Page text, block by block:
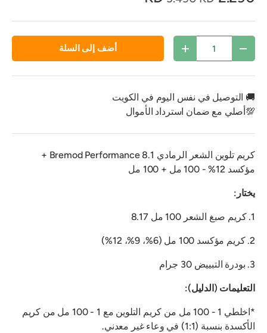
تقليل الكمية زيادة الكمية أضف إلى السلة
🚚 التوصيل في نفس اليوم في الكويت
💯أصلي مع ضمان استرداد الأموال
كريم تلوين الشعر الرمادي Bremod Performance 8.1 +
مؤكسد 12% - 100 مل + 100 مل
يختار:
1. كريم صبغ الشعر 100 مل 8.17
2. كريم مؤكسد 100 مل (6%، 9%، 12%)
3. بودرة التبييض 30 جرام
التعليمات (الدليل):
*اخلطي 1 - 100 مل من كريم التلوين مع 1 - 100 مل من كريم
الأكسدة بنسبة (1:1) في وعاء غير معدني.